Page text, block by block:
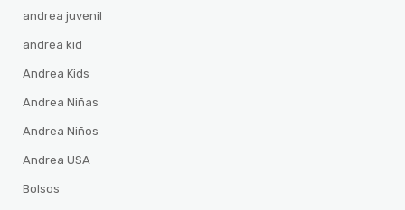
andrea juvenil
andrea kid
Andrea Kids
Andrea Niñas
Andrea Niños
Andrea USA
Bolsos